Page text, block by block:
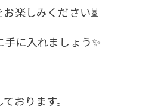
楽しみください⏳
に入れましょう✨
おります。